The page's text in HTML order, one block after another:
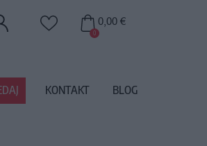
0
0,00 €
KONTAKT BLOG